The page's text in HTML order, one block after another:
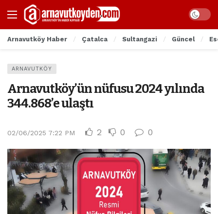
Arnavutköy Haber Çatalca Sultangazi Güncel
ARNAVUTKÖY
Arnavutköy’ün nüfusu 2024 yılında
344.868’e ulaştı
02/06/2025 7:22 PM 2 0 0